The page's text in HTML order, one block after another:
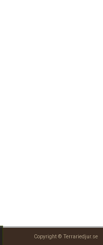
Copyright © Terrariedjur.se